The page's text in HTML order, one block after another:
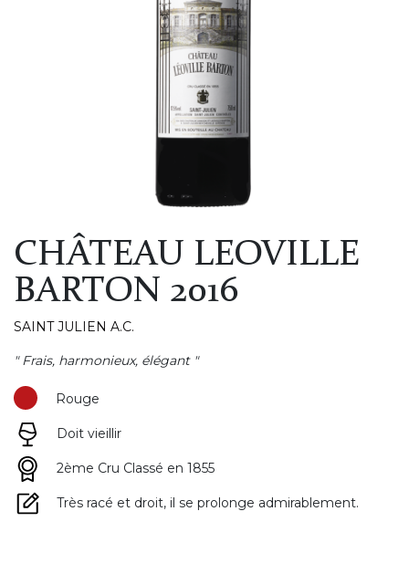
CHÂTEAU LEOVILLE
BARTON 2016
SAINT JULIEN A.C.
" Frais, harmonieux, élégant "
Rouge
Doit vieillir
2ème Cru Classé en 1855
Très racé et droit, il se prolonge admirablement.